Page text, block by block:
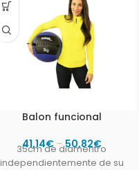
Balon funcional
41,14€ - 50,82€
35cm de diamentro
independientemente de su